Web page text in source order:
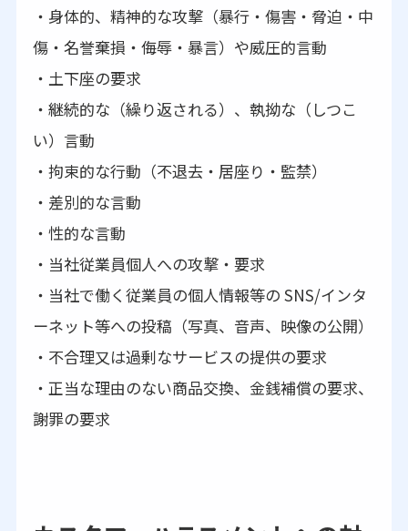
・身体的、精神的な攻撃（暴行・傷害・脅迫・中
傷・名誉棄損・侮辱・暴言）や威圧的言動
・土下座の要求
・継続的な（繰り返される）、執拗な（しつこ
い）言動
・拘束的な行動（不退去・居座り・監禁）
・差別的な言動
・性的な言動
・当社従業員個人への攻撃・要求
・当社で働く従業員の個人情報等の SNS/インタ
ーネット等への投稿（写真、音声、映像の公開）
・不合理又は過剰なサービスの提供の要求
・正当な理由のない商品交換、金銭補償の要求、
謝罪の要求